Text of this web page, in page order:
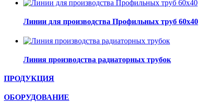
Линии для производства Профильных труб 60х40
Линия производства радиаторных трубок
ПРОДУКЦИЯ
ОБОРУДОВАНИЕ